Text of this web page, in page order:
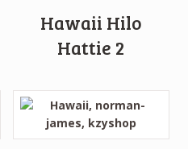
Hawaii Hilo
Hattie 2